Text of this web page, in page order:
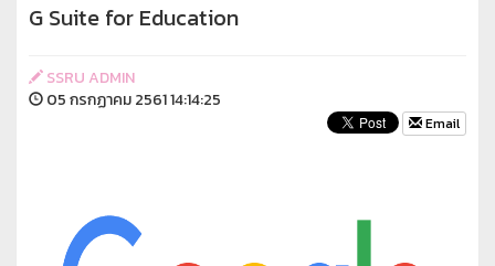
G Suite for Education
SSRU ADMIN
05 กรกฏาคม 2561 14:14:25
Email